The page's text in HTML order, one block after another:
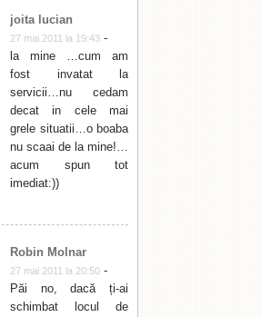
joita lucian
27 mai 2011 la 19:43 -
la mine …cum am
fost invatat la
servicii…nu cedam
decat in cele mai
grele situatii…o boaba
nu scaai de la mine!…
acum spun tot
imediat:))
Robin Molnar
27 mai 2011 la 20:50 -
Păi no, dacă ți-ai
schimbat locul de